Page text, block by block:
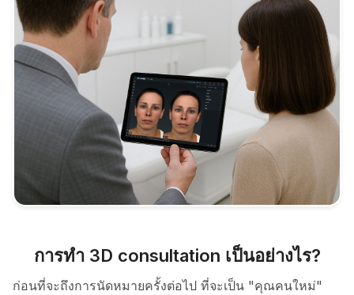
การทำ 3D consultation เป็นอย่างไร?
ก่อนที่จะถึงการนัดหมายครั้งต่อไป ที่จะเป็น "คุณคนใหม่"